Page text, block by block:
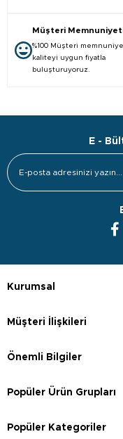
Müşteri
%100 Müşteri
kaliteyi uygun fiyatla
buluşturuyoruz.
E -
Kurumsal
Müşteri İlişkileri
Önemli Bilgiler
Popüler Ürün Grupları
Popüler Kategoriler